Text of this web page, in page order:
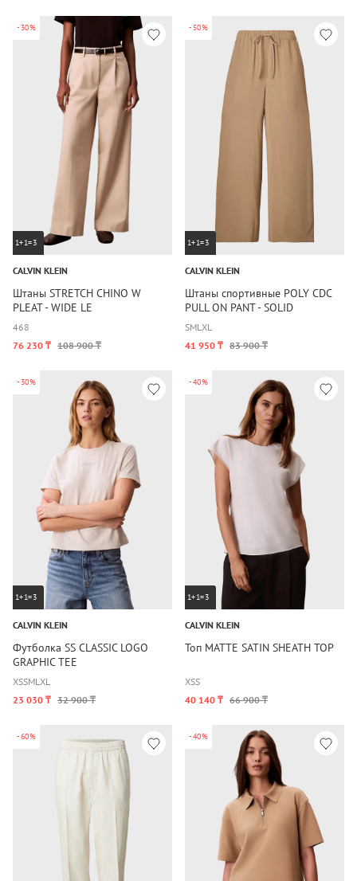
-30%
1+1=3
CALVIN KLEIN
Штаны STRETCH CHINO W
PLEAT - WIDE LE
468
76 230 ₸ 108 900 ₸
-50%
1+1=3
CALVIN KLEIN
Штаны спортивные POLY CDC
PULL ON PANT - SOLID
SMLXL
41 950 ₸ 83 900 ₸
-30%
1+1=3
CALVIN KLEIN
Футболка SS CLASSIC LOGO
GRAPHIC TEE
XSSMLXL
23 030 ₸ 32 900 ₸
-40%
1+1=3
CALVIN KLEIN
Топ MATTE SATIN SHEATH TOP
XSS
40 140 ₸ 66 900 ₸
-60% -40%